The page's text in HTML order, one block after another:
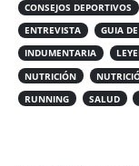
CONSEJOS DEPORTIVOS
ENTREVISTA
GUIA
INDUMENTARIA
NUTRICIÓN
RUNNING
SALUD